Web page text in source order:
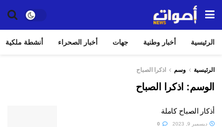
الرئيسية أخبار وطنية جهات أخبار الصحراء أنشطة ملكية
الرئيسية وسم اذكرا الصباح
الوسم: اذكرا الصباح
أذكار الصباح كاملة
ديسمبر 9, 2023